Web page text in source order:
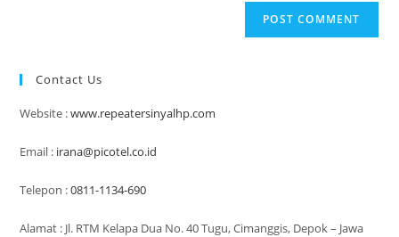
Contact Us
Website :www.repeatersinyalhp.com
Email : irana@picotel.co.id
Telepon :0811-1134-690
Alamat : Jl. RTM Kelapa Dua No. 40 Tugu, Cimanggis, Depok – Jawa